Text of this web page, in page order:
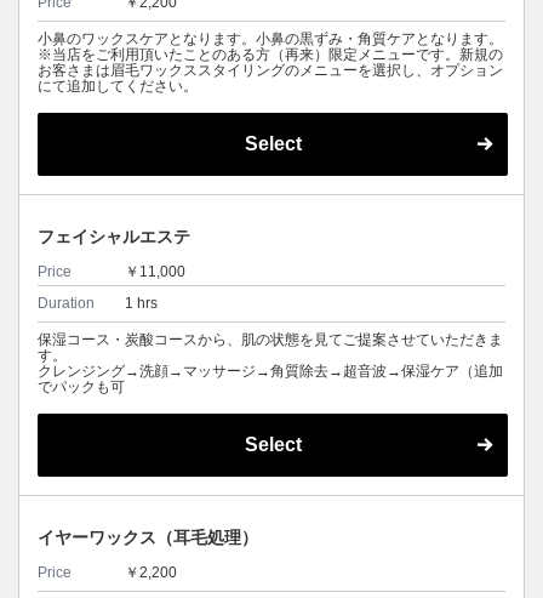
小鼻のワックスケアとなります。小鼻の黒ずみ・角質ケアとなります。
※当店をご利用頂いたことのある方（再来）限定メニューです。新規の
お客さまは眉毛ワックススタイリングのメニューを選択し、オプション
にて追加してください。
Select
フェイシャルエステ
Price
￥11,000
Duration
1 hrs
保湿コース・炭酸コースから、肌の状態を見てご提案させていただきま
す。
クレンジング→洗顔→マッサージ→角質除去→超音波→保湿ケア（追加
でパックも可
Select
イヤーワックス（耳毛処理）
Price ￥2,200